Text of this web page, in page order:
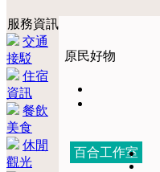
服務資訊
交通
接駁
住宿
資訊
餐飲
美食
休閒
觀光
原民好物
百合工作室